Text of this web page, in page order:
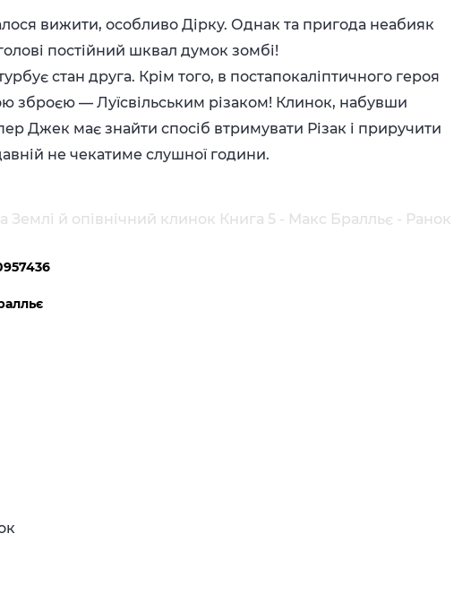
вижити, особливо Дірку. Однак та пригода неабияк
постійний шквал думок зомбі!
стан друга. Крім того, в постапокаліптичного героя
зброєю — Луїсвільським різаком! Клинок, набувши
Джек має знайти спосіб втримувати Різак і приручити
не чекатиме слушної години.
Землі й опівнічний клинок Книга 5 - Макс Бралльє - Ранок